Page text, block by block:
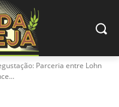
Parceria entre Lohn